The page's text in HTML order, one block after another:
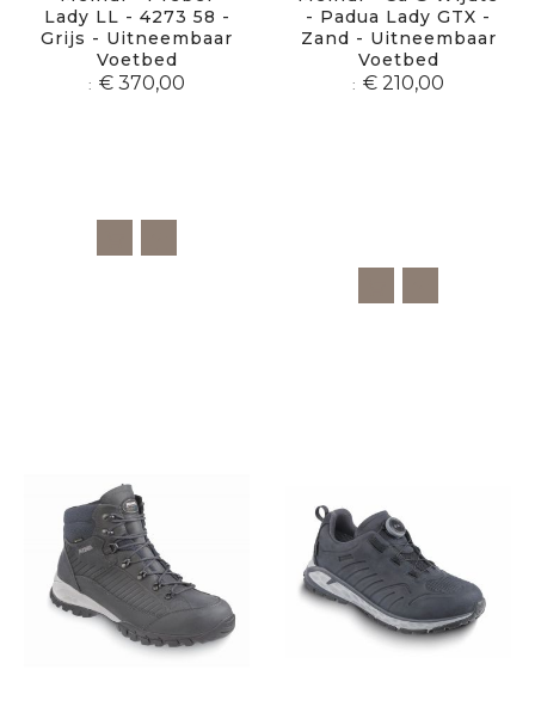
Lady LL - 4273 58 -
Grijs - Uitneembaar
Voetbed
€ 370,00
- Padua Lady GTX -
Zand - Uitneembaar
Voetbed
€ 210,00